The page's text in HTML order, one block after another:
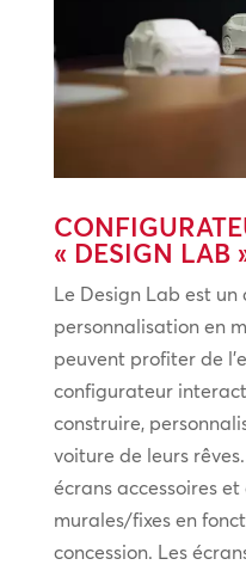
« DESIGN LAB
Le Design Lab est un
personnalisation en
peuvent profiter de
configurateur
construire,
voiture de leurs
écrans accessoires
murales/fixes en
concession. Les